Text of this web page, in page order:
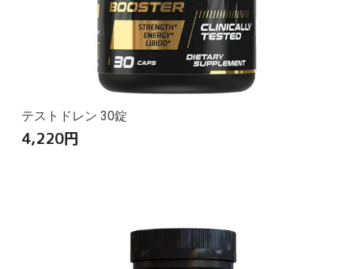
テストドレン 30錠
4,220円